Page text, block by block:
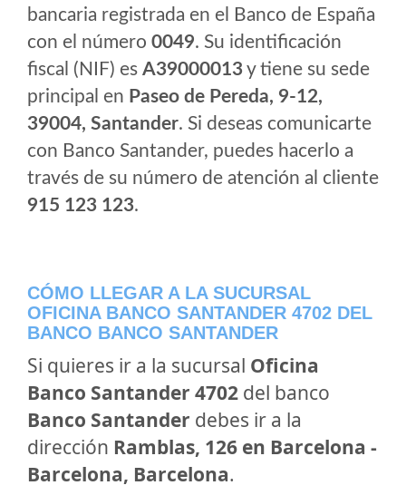
bancaria registrada en el Banco de España
con el número 0049. Su identificación
fiscal (NIF) es A39000013y tiene su sede
principal en Paseo de Pereda, 9-12,
39004, Santander. Si deseas comunicarte
con Banco Santander, puedes hacerlo a
través de su número de atención al cliente
915 123 123.
CÓMO LLEGAR A LA SUCURSAL
OFICINA BANCO SANTANDER 4702 DEL
BANCO BANCO SANTANDER
Si quieres ir a la sucursal Oficina
Banco Santander 4702 del banco
Banco Santander debes ir a la
dirección Ramblas, 126 en Barcelona -
Barcelona, Barcelona.